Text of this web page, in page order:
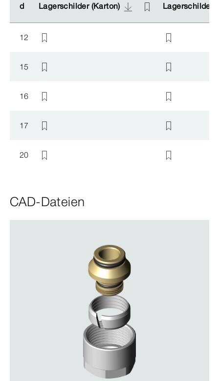
d Lagerschilder (Karton) Lagerschilder
d Lagerschilder (Karton) Lagerschilder
12
15
16
17
20
CAD-Dateien